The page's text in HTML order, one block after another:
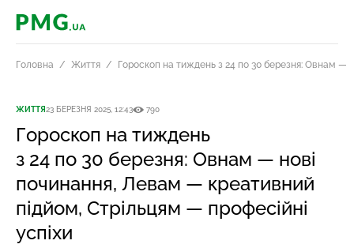
PMG.ua
Головна Життя Гороскоп на тиждень з 24 по 30 березня: Овнам —
ЖИТТЯ23 БЕРЕЗНЯ 2025, 12:43 790
Гороскоп на тиждень
з 24 по 30 березня: Овнам — нові
починання, Левам — креативний
підйом, Стрільцям — професійні
успіхи